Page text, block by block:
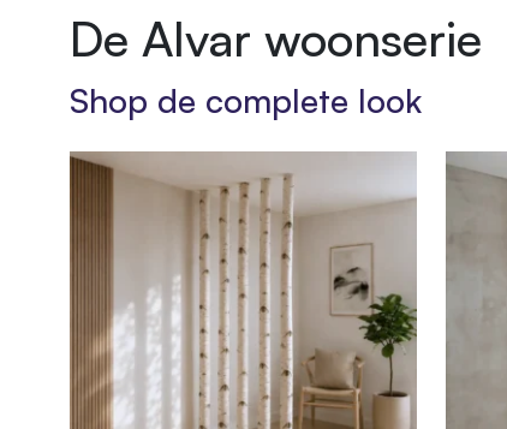
De Alvar woonserie
Shop de complete look